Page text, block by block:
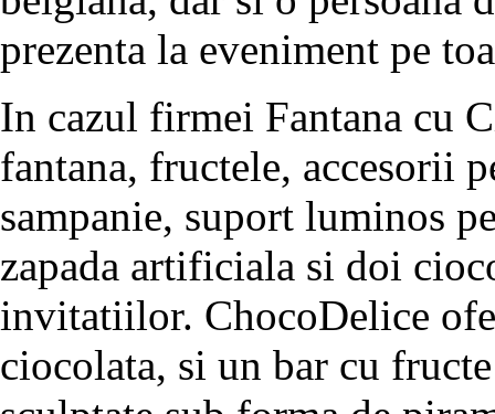
prezenta la eveniment pe
In cazul firmei Fantana cu
fantana, fructele, accesorii
sampanie, suport luminos
zapada artificiala si doi
invitatiilor. ChocoDelice
ciocolata, si un bar cu